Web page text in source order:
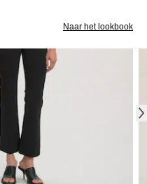
Naar het lookbook